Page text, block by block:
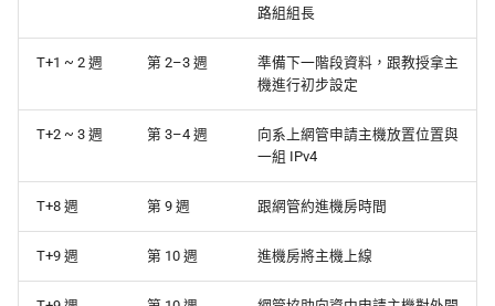
路組組長
T+1 ~ 2 週 第 2–3 週
準備下一階段資料，跟教授拿主
機進行初步設定
T+2 ~ 3 週 第 3–4 週
向系上網管申請主機放置位置與
一組 IPv4
T+8 週 第 9 週 跟網管約進機房時間
T+9 週 第 10 週 進機房將主機上線